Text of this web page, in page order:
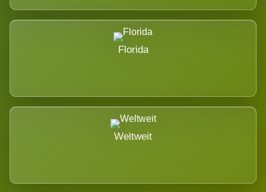
Florida
Weltweit